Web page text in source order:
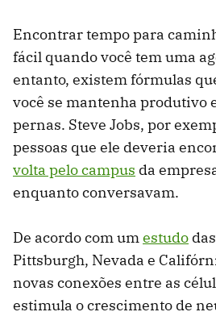
Encontrar tempo para
fácil quando você tem uma
entanto, existem fórmulas
você se mantenha produtivo
pernas. Steve Jobs, por
pessoas que ele deveria
volta pelo campus da
enquanto conversavam.
De acordo com umestudo
Pittsburgh, Nevada e
novas conexões entre as
estimula o crescimento de